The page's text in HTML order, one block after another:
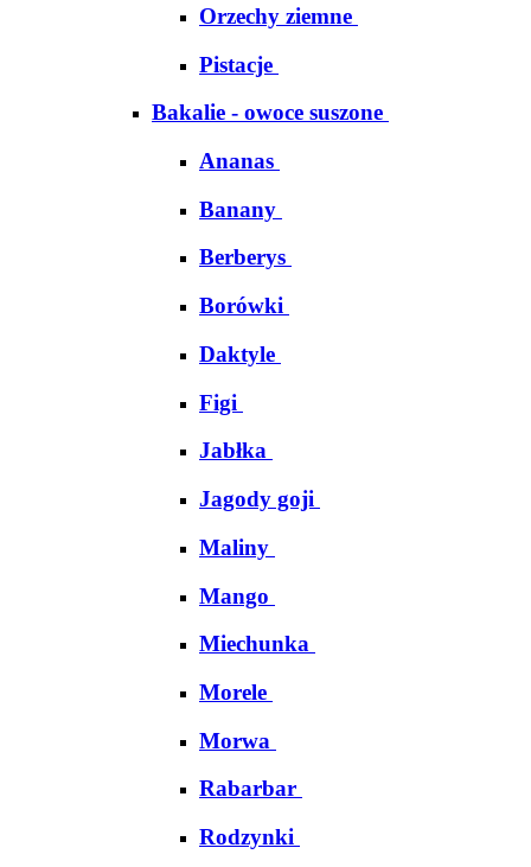
Orzechy ziemne
Pistacje
Bakalie - owoce suszone
Ananas
Banany
Berberys
Borówki
Daktyle
Figi
Jabłka
Jagody goji
Maliny
Mango
Miechunka
Morele
Morwa
Rabarbar
Rodzynki